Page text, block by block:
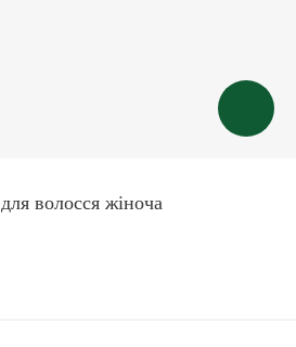
волосся жіноча